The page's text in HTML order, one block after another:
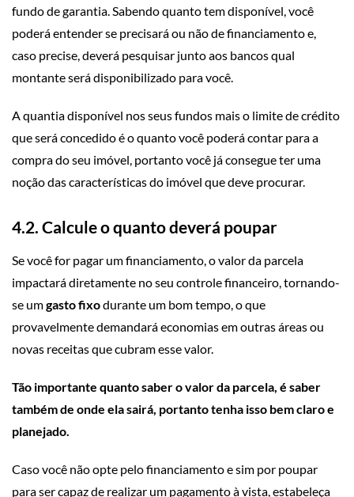
fundo de garantia. Sabendo quanto tem disponível, você
poderá entender se precisará ou não de financiamento e,
caso precise, deverá pesquisar junto aos bancos qual
montante será disponibilizado para você.
A quantia disponível nos seus fundos mais o limite de crédito
que será concedido é o quanto você poderá contar para a
compra do seu imóvel, portanto você já consegue ter uma
noção das características do imóvel que deve procurar.
4.2. Calcule o quanto deverá poupar
Se você for pagar um financiamento, o valor da parcela
impactará diretamente no seu controle financeiro, tornando-
se umgasto fixodurante um bom tempo, o que
provavelmente demandará economias em outras áreas ou
novas receitas que cubram esse valor.
Tão importante quanto saber o valor da parcela, é saber
também de onde ela sairá, portanto tenha isso bem claro e
planejado.
Caso você não opte pelo financiamento e sim por poupar
para ser capaz de realizar um pagamento à vista, estabeleça